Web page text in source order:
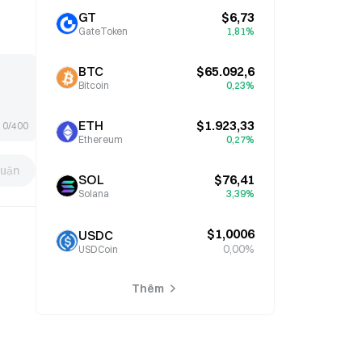
0/400
GT
GateToken
$6,73
1,81%
BTC
Bitcoin
$65.092,6
0,23%
ETH
Ethereum
$1.923,33
0,27%
SOL
Solana
$76,41
3,39%
USDC
USDCoin
$1,0006
0,00%
Thêm